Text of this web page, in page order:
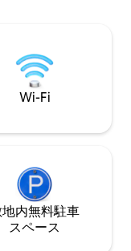
中心部に位置して
探索するのに最適
台分の屋根付き駐
Wi-Fi
地内無料駐⁠車
ス⁠ペ⁠ー⁠ス